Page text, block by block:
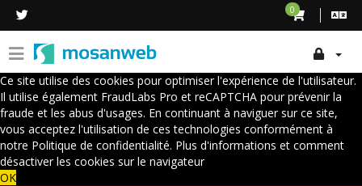
Ce site utilise des cookies pour optimiser l'expérience de l'utilisateur.
Il utilise également FraudLabs Pro et reCAPTCHA pour prévenir la
fraude et les abus d'usages. En continuant à naviguer sur ce site,
vous acceptez l'utilisation de ces technologies conformément à
notre Politique de confidentialité. Plus d'informations et comment
désactiver les cookies sur le navigateur
OK
0